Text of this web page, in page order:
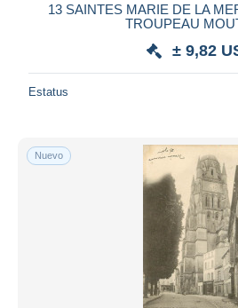
13 SAINTES MARIE DE LA
TROUPEAU
± 9,82
Estatus
Nuevo